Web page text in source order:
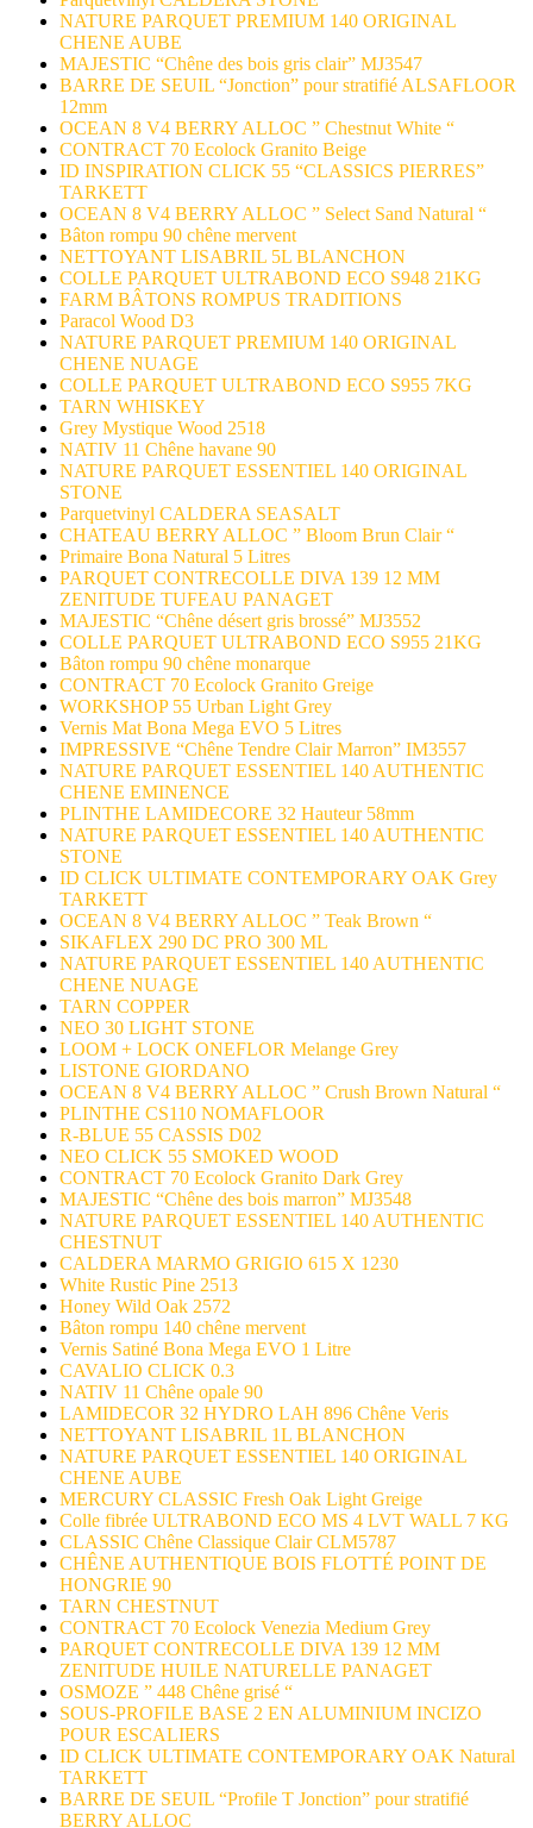
NATURE PARQUET PREMIUM 140 ORIGINAL
CHENE AUBE
MAJESTIC “Chêne des bois gris clair” MJ3547
BARRE DE SEUIL “Jonction” pour stratifié ALSAFLOOR
12mm
OCEAN 8 V4 BERRY ALLOC ” Chestnut White “
CONTRACT 70 Ecolock Granito Beige
ID INSPIRATION CLICK 55 “CLASSICS PIERRES”
TARKETT
OCEAN 8 V4 BERRY ALLOC ” Select Sand Natural “
Bâton rompu 90 chêne mervent
NETTOYANT LISABRIL 5L BLANCHON
COLLE PARQUET ULTRABOND ECO S948 21KG
FARM BÂTONS ROMPUS TRADITIONS
Paracol Wood D3
NATURE PARQUET PREMIUM 140 ORIGINAL
CHENE NUAGE
COLLE PARQUET ULTRABOND ECO S955 7KG
TARN WHISKEY
Grey Mystique Wood 2518
NATIV 11 Chêne havane 90
NATURE PARQUET ESSENTIEL 140 ORIGINAL
STONE
Parquetvinyl CALDERA SEASALT
CHATEAU BERRY ALLOC ” Bloom Brun Clair “
Primaire Bona Natural 5 Litres
PARQUET CONTRECOLLE DIVA 139 12 MM
ZENITUDE TUFEAU PANAGET
MAJESTIC “Chêne désert gris brossé” MJ3552
COLLE PARQUET ULTRABOND ECO S955 21KG
Bâton rompu 90 chêne monarque
CONTRACT 70 Ecolock Granito Greige
WORKSHOP 55 Urban Light Grey
Vernis Mat Bona Mega EVO 5 Litres
IMPRESSIVE “Chêne Tendre Clair Marron” IM3557
NATURE PARQUET ESSENTIEL 140 AUTHENTIC
CHENE EMINENCE
PLINTHE LAMIDECORE 32 Hauteur 58mm
NATURE PARQUET ESSENTIEL 140 AUTHENTIC
STONE
ID CLICK ULTIMATE CONTEMPORARY OAK Grey
TARKETT
OCEAN 8 V4 BERRY ALLOC ” Teak Brown “
SIKAFLEX 290 DC PRO 300 ML
NATURE PARQUET ESSENTIEL 140 AUTHENTIC
CHENE NUAGE
TARN COPPER
NEO 30 LIGHT STONE
LOOM + LOCK ONEFLOR Melange Grey
LISTONE GIORDANO
OCEAN 8 V4 BERRY ALLOC ” Crush Brown Natural “
PLINTHE CS110 NOMAFLOOR
R-BLUE 55 CASSIS D02
NEO CLICK 55 SMOKED WOOD
CONTRACT 70 Ecolock Granito Dark Grey
MAJESTIC “Chêne des bois marron” MJ3548
NATURE PARQUET ESSENTIEL 140 AUTHENTIC
CHESTNUT
CALDERA MARMO GRIGIO 615 X 1230
White Rustic Pine 2513
Honey Wild Oak 2572
Bâton rompu 140 chêne mervent
Vernis Satiné Bona Mega EVO 1 Litre
CAVALIO CLICK 0.3
NATIV 11 Chêne opale 90
LAMIDECOR 32 HYDRO LAH 896 Chêne Veris
NETTOYANT LISABRIL 1L BLANCHON
NATURE PARQUET ESSENTIEL 140 ORIGINAL
CHENE AUBE
MERCURY CLASSIC Fresh Oak Light Greige
Colle fibrée ULTRABOND ECO MS 4 LVT WALL 7 KG
CLASSIC Chêne Classique Clair CLM5787
CHÊNE AUTHENTIQUE BOIS FLOTTÉ POINT DE
HONGRIE 90
TARN CHESTNUT
CONTRACT 70 Ecolock Venezia Medium Grey
PARQUET CONTRECOLLE DIVA 139 12 MM
ZENITUDE HUILE NATURELLE PANAGET
OSMOZE ” 448 Chêne grisé “
SOUS-PROFILE BASE 2 EN ALUMINIUM INCIZO
POUR ESCALIERS
ID CLICK ULTIMATE CONTEMPORARY OAK Natural
TARKETT
BARRE DE SEUIL “Profile T Jonction” pour stratifié
BERRY ALLOC